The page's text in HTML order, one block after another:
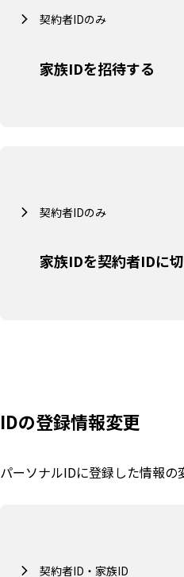
契約者IDのみ
家族IDを招待する
契約者IDのみ
家族IDを契約者IDに
IDの登録情報変更
パーソナルIDに登録した情報の
契約者ID・家族ID